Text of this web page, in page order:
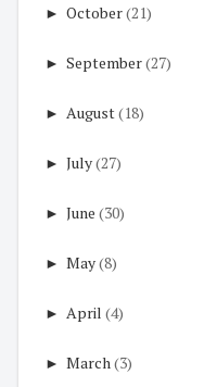
► October(21)
► September(27)
► August(18)
► July(27)
► June (30)
► May(8)
► April (4)
► March (3)